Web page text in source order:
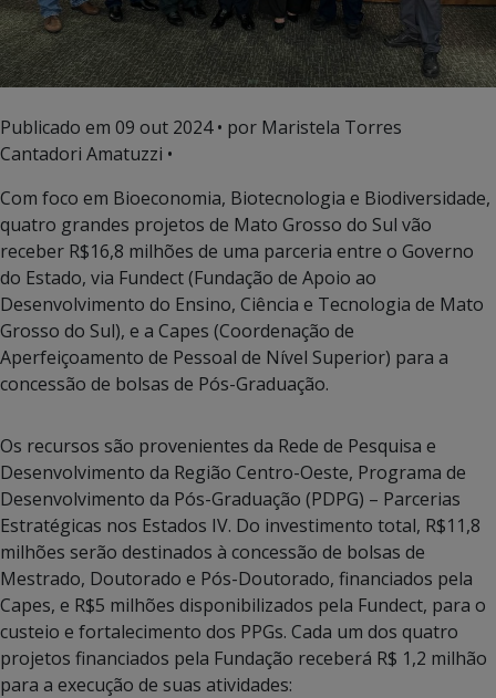
Publicado em 09 out 2024• por Maristela Torres
Cantadori Amatuzzi •
Com foco em Bioeconomia, Biotecnologia e Biodiversidade,
quatro grandes projetos de Mato Grosso do Sul vão
receber R$16,8 milhões de uma parceria entre o Governo
do Estado, via Fundect (Fundação de Apoio ao
Desenvolvimento do Ensino, Ciência e Tecnologia de Mato
Grosso do Sul), e a Capes (Coordenação de
Aperfeiçoamento de Pessoal de Nível Superior) para a
concessão de bolsas de Pós-Graduação.
Os recursos são provenientes da Rede de Pesquisa e
Desenvolvimento da Região Centro-Oeste, Programa de
Desenvolvimento da Pós-Graduação (PDPG) – Parcerias
Estratégicas nos Estados IV. Do investimento total, R$11,8
milhões serão destinados à concessão de bolsas de
Mestrado, Doutorado e Pós-Doutorado, financiados pela
Capes, e R$5 milhões disponibilizados pela Fundect, para o
custeio e fortalecimento dos PPGs. Cada um dos quatro
projetos financiados pela Fundação receberá R$ 1,2 milhão
para a execução de suas atividades: